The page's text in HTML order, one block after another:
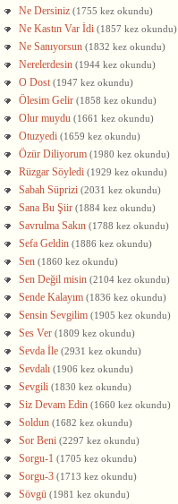
Ne Dersiniz (1755 kez okundu)
Ne Kastın Var İdi (1857 kez okundu)
Ne Sanıyorsun (1832 kez okundu)
Nerelerdesin (1944 kez okundu)
O Dost (1947 kez okundu)
Ölesim Gelir (1858 kez okundu)
Olur muydu (1661 kez okundu)
Otuzyedi (1659 kez okundu)
Özür Diliyorum (1980 kez okundu)
Rüzgar Söyledi (1929 kez okundu)
Sabah Süprizi (2031 kez okundu)
Sana Bu Şiir (1884 kez okundu)
Savrulma Sakın (1788 kez okundu)
Sefa Geldin (1886 kez okundu)
Sen (1860 kez okundu)
Sen Değil misin (2104 kez okundu)
Sende Kalayım (1836 kez okundu)
Sensin Sevgilim (1905 kez okundu)
Ses Ver (1809 kez okundu)
Sevda İle (2931 kez okundu)
Sevdalı (1906 kez okundu)
Sevgili (1830 kez okundu)
Siz Devam Edin (1660 kez okundu)
Soldun (1682 kez okundu)
Sor Beni (2297 kez okundu)
Sorgu-1 (1705 kez okundu)
Sorgu-3 (1713 kez okundu)
Sövgü (1981 kez okundu)